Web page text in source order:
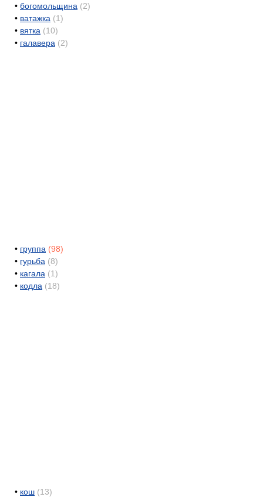
• богомольщина (2)
• ватажка (1)
• вятка (10)
• галавера (2)
• группа (98)
• гурьба (8)
• кагала (1)
• кодла (18)
• кош (13)